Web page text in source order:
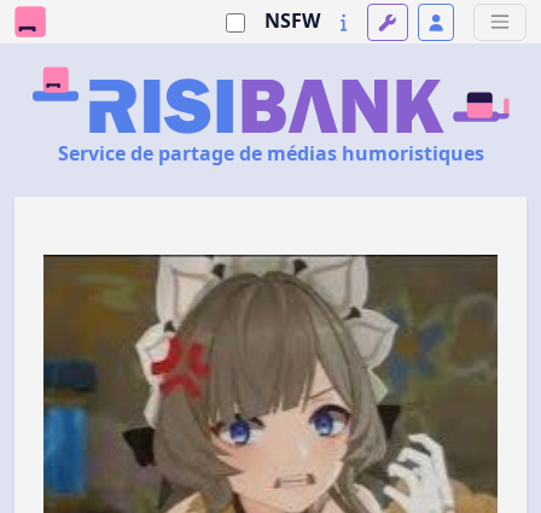
NSFW
Service de partage de médias humoristiques